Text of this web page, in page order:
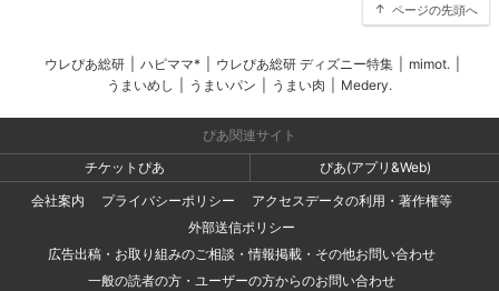
ページの先頭へ
ウレぴあ総研 ハピママ* ウレぴあ総研 ディズニー特集 mimot.
うまいめし
うまいパン うまい肉 Medery.
ぴあ関連サイト
チケットぴあ
ぴあ(アプリ&Web)
会社案内
プライバシーポリシー
アクセスデータの利用・著作権等
外部送信ポリシー
広告出稿・お取り組みのご相談・情報掲載・その他お問い合わせ
一般の読者の方・ユーザーの方からのお問い合わせ